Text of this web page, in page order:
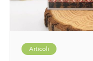
Articoli